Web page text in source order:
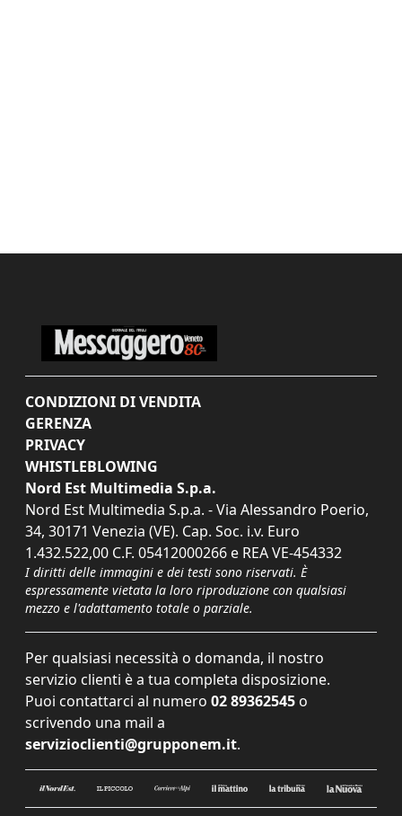
CONDIZIONI DI VENDITA
GERENZA
PRIVACY
WHISTLEBLOWING
Nord Est Multimedia S.p.a.
Nord Est Multimedia S.p.a. - Via Alessandro Poerio,
34, 30171 Venezia (VE). Cap. Soc. i.v. Euro
1.432.522,00 C.F. 05412000266 e REA VE-454332
I diritti delle immagini e dei testi sono riservati. È
espressamente vietata la loro riproduzione con qualsiasi
mezzo e l'adattamento totale o parziale.
Per qualsiasi necessità o domanda, il nostro
servizio clienti è a tua completa disposizione.
Puoi contattarci al numero 02 89362545 o
scrivendo una mail a
servizioclienti@grupponem.it.